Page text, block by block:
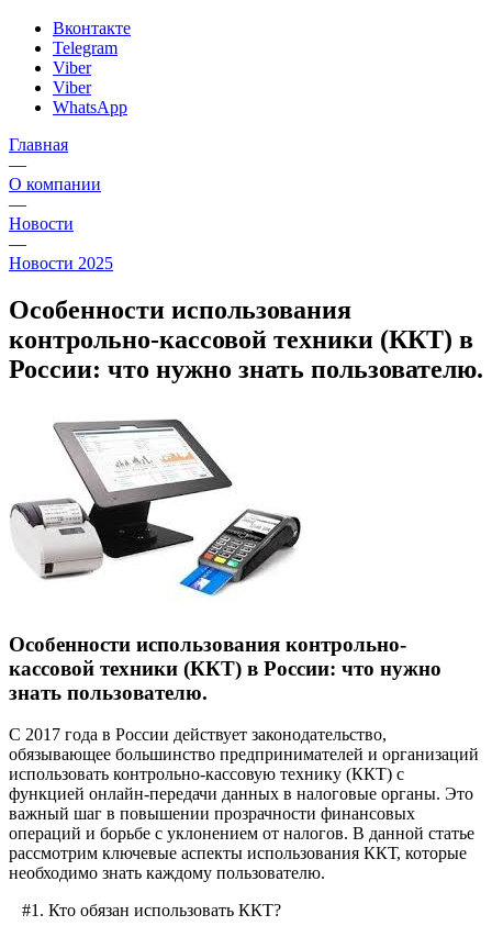
Вконтакте
Telegram
Viber
Viber
WhatsApp
Главная
—
О компании
—
Новости
—
Новости 2025
Особенности использования
контрольно-кассовой техники (ККТ) в
России: что нужно знать пользователю.
Особенности использования контрольно-
кассовой техники (ККТ) в России: что нужно
знать пользователю.
С 2017 года в России действует законодательство,
обязывающее большинство предпринимателей и организаций
использовать контрольно-кассовую технику (ККТ) с
функцией онлайн-передачи данных в налоговые органы. Это
важный шаг в повышении прозрачности финансовых
операций и борьбе с уклонением от налогов. В данной статье
рассмотрим ключевые аспекты использования ККТ, которые
необходимо знать каждому пользователю.
#1. Кто обязан использовать ККТ?